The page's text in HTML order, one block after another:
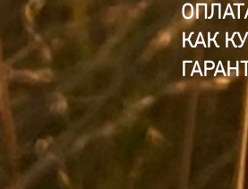
КАК